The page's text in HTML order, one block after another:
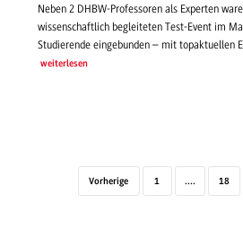
Neben 2 DHBW-Professoren als Experten
wissenschaftlich begleiteten Test-Event im
Studierende eingebunden – mit topaktuellen
weiterlesen
Vorherige 1 .... 18